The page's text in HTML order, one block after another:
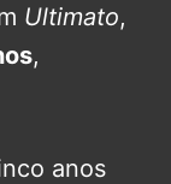
Ultimato,
,
anos